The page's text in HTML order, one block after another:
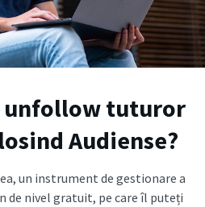
unfollow tuturor
Audiense?
un instrument de gestionare a
de nivel gratuit, pe care îl puteți